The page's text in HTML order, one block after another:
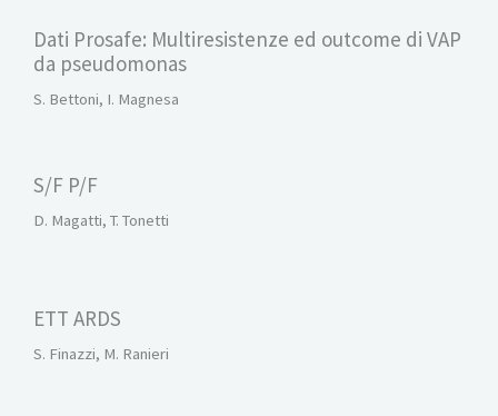
Dati Prosafe: Multiresistenze ed outcome di VAP
da pseudomonas
S. Bettoni, I. Magnesa
S/F P/F
D. Magatti, T. Tonetti
ETT ARDS
S. Finazzi, M. Ranieri